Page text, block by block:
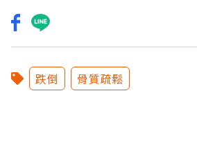
跌倒 骨質疏鬆